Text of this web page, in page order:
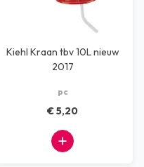
Kiehl Kraan tbv 10L nieuw
2017
pc
€ 5,20